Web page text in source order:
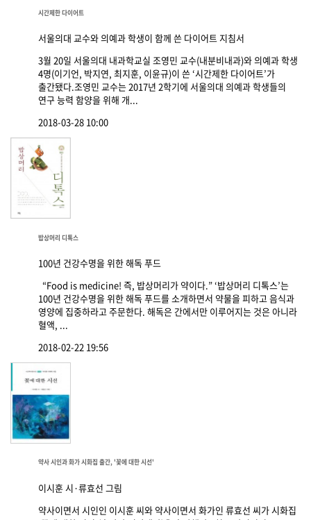
시간제한 다이어트
서울의대 교수와 의예과 학생이 함께 쓴 다이어트 지침서
3월 20일 서울의대 내과학교실 조영민 교수(내분비내과)와 의예과 학생
4명(이기언, 박지연, 최지훈, 이윤규)이 쓴 ‘시간제한 다이어트’가
출간됐다.조영민 교수는 2017년 2학기에 서울의대 의예과 학생들의
연구 능력 함양을 위해 개...
2018-03-28 10:00
밥상머리 디톡스
100년 건강수명을 위한 해독 푸드
“Food is medicine! 즉, 밥상머리가 약이다.” ‘밥상머리 디톡스’는
100년 건강수명을 위한 해독 푸드를 소개하면서 약물을 피하고 음식과
영양에 집중하라고 주문한다. 해독은 간에서만 이루어지는 것은 아니라
혈액, ...
2018-02-22 19:56
약사 시인과 화가 시화집 출간, '꽃에 대한 시선'
이시훈 시·류효선 그림
약사이면서 시인인 이시훈 씨와 약사이면서 화가인 류효선 씨가 시화집